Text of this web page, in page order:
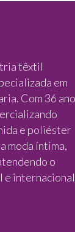
têxtil
em
Com 36
e poliéster
moda íntima,
o
e